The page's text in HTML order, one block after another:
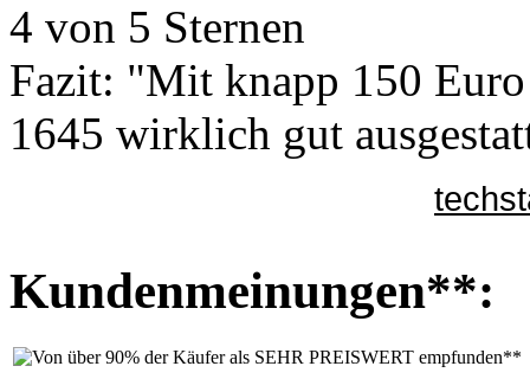
4 von 5 Sternen
Fazit: "Mit knapp 150
1645 wirklich gut
Kundenmeinungen**: